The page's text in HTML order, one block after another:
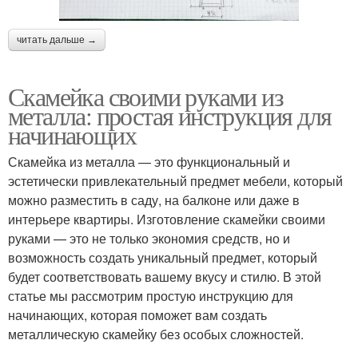
читать дальше →
Скамейка своими руками из
металла: простая инструкция для
начинающих
Скамейка из металла — это функциональный и
эстетически привлекательный предмет мебели, который
можно разместить в саду, на балконе или даже в
интерьере квартиры. Изготовление скамейки своими
руками — это не только экономия средств, но и
возможность создать уникальный предмет, который
будет соответствовать вашему вкусу и стилю. В этой
статье мы рассмотрим простую инструкцию для
начинающих, которая поможет вам создать
металлическую скамейку без особых сложностей.